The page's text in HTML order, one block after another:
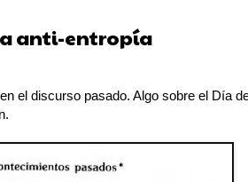
anti-entropía
el discurso pasado. Algo sobre el Día